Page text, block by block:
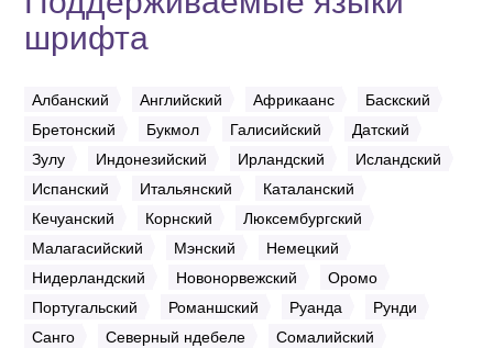
шрифта
Албанский Английский Африкаанс
Баскский
Бретонский
Букмол Галисийский
Датский
Зулу
Индонезийский Ирландский
Исландский
Испанский
Итальянский
Каталанский
Кечуанский
Корнский
Люксембургский
Малагасийский
Мэнский
Немецкий
Нидерландский
Новонорвежский
Оромо
Португальский
Романшский Руанда
Рунди
Санго
Северный ндебеле
Сомалийский